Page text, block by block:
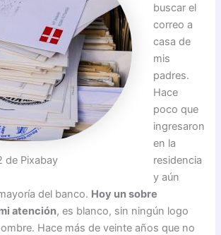
de Pixabay
buscar el
correo a
casa de
mis
padres.
Hace
poco que
ingresaron
en la
residencia
y aún
del banco. Hoy un sobre
atención, es blanco, sin ningún logo
Hace más de veinte años que no